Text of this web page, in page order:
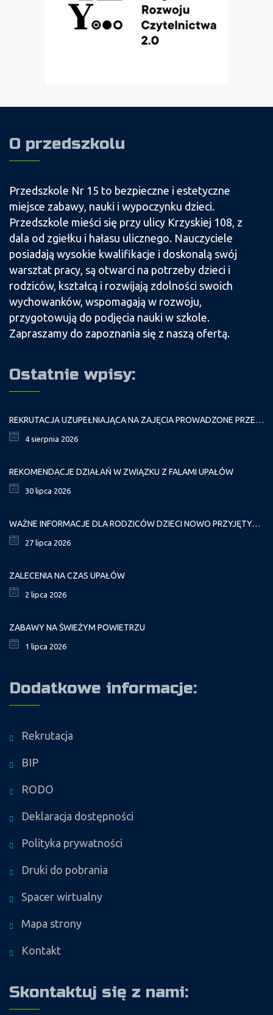
O przedszkolu
Przedszkole Nr 15 to bezpieczne i estetyczne
miejsce zabawy, nauki i wypoczynku dzieci.
Przedszkole mieści się przy ulicy Krzyskiej 108, z
dala od zgiełku i hałasu ulicznego. Nauczyciele
posiadają wysokie kwalifikacje i doskonalą swój
warsztat pracy, są otwarci na potrzeby dzieci i
rodziców, kształcą i rozwijają zdolności swoich
wychowanków, wspomagają w rozwoju,
przygotowują do podjęcia nauki w szkole.
Zapraszamy do zapoznania się z naszą ofertą.
Ostatnie wpisy:
REKRUTACJA UZUPEŁNIAJĄCA NA ZAJĘCIA PROWADZONE PRZEZ PAŁAC MŁODZIEŻY W ROKU SZKOLNYM 2026/2027
4 sierpnia 2026
REKOMENDACJE DZIAŁAŃ W ZWIĄZKU Z FALAMI UPAŁÓW
30 lipca 2026
WAŻNE INFORMACJE DLA RODZICÓW DZIECI NOWO PRZYJĘTYCH GR. I
27 lipca 2026
ZALECENIA NA CZAS UPAŁÓW
2 lipca 2026
ZABAWY NA ŚWIEŻYM POWIETRZU
1 lipca 2026
Dodatkowe informacje:
Rekrutacja
BIP
RODO
Deklaracja dostępności
Polityka prywatności
Druki do pobrania
Spacer wirtualny
Mapa strony
Kontakt
Skontaktuj się z nami: